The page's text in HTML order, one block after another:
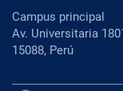
Campus principal
Av. Universitaria
15088, Perú